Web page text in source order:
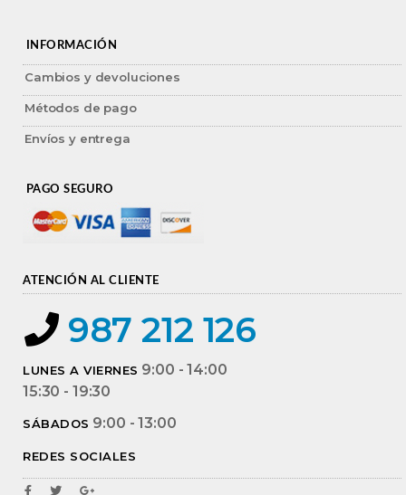
INFORMACIÓN
Cambios y devoluciones
Métodos de pago
Envíos y entrega
PAGO SEGURO
ATENCIÓN AL CLIENTE
987 212 126
LUNES A VIERNES 9:00 - 14:00
15:30 - 19:30
SÁBADOS 9:00 - 13:00
REDES SOCIALES